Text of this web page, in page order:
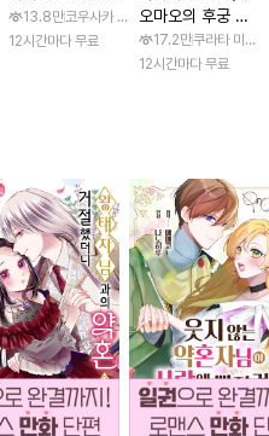
13.8만코우사카 리토 / 아기토기 아쿠미
12시간마다 무료
오마오의 후궁 수
수께끼 풀이수첩)
17.2만쿠라타 미노
12시간마다 무료